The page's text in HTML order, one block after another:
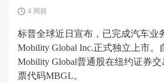
4 周前
标普全球近日宣布，已完成汽车业
Mobility Global Inc.正式独立上市。
Mobility Global普通股在纽约证券
票代码MBGL。